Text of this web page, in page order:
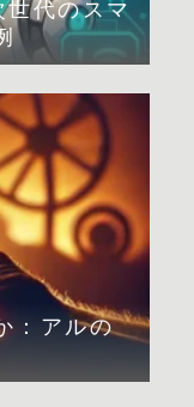
代のスマ
：アルの